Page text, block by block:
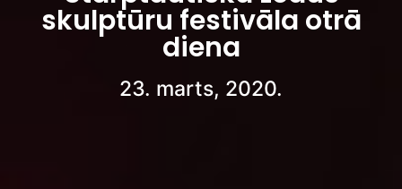
skulptūru festivāla otrā
diena
23. marts, 2020.